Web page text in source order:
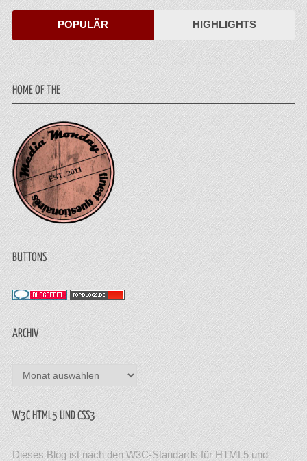
POPULÄR HIGHLIGHTS
HOME OF THE
BUTTONS
ARCHIV
Archiv
W3C HTML5 UND CSS3
Dieses Blog ist nach den W3C-Standards für HTML5 und